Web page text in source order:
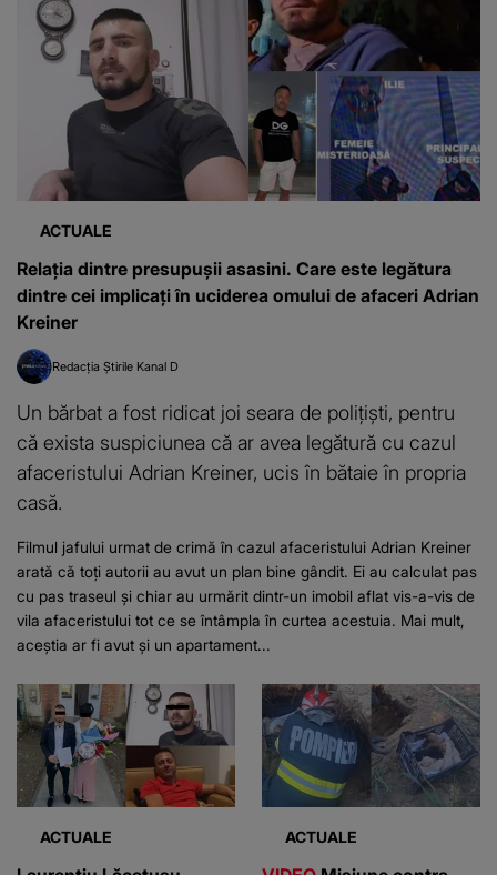
ACTUALE
Relația dintre presupușii asasini. Care este legătura
dintre cei implicați în uciderea omului de afaceri Adrian
Kreiner
Redacția Știrile Kanal D
Un bărbat a fost ridicat joi seara de polițiști, pentru
că exista suspiciunea că ar avea legătură cu cazul
afaceristului Adrian Kreiner, ucis în bătaie în propria
casă.
Filmul jafului urmat de crimă în cazul afaceristului Adrian Kreiner
arată că toți autorii au avut un plan bine gândit. Ei au calculat pas
cu pas traseul și chiar au urmărit dintr-un imobil aflat vis-a-vis de
vila afaceristului tot ce se întâmpla în curtea acestuia. Mai mult,
aceștia ar fi avut și un apartament...
ACTUALE ACTUALE